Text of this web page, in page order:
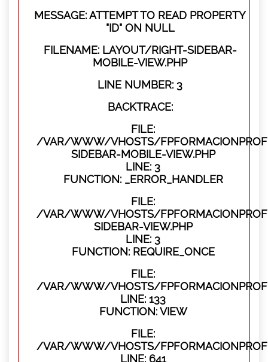
MESSAGE: ATTEMPT TO READ PROPERTY
"ID" ON NULL
FILENAME: LAYOUT/RIGHT-SIDEBAR-
MOBILE-VIEW.PHP
LINE NUMBER: 3
BACKTRACE:
FILE:
/VAR/WWW/VHOSTS/
SIDEBAR-MOBILE-VIEW.PHP
LINE: 3
FUNCTION: _ERROR_HANDLER
FILE:
/VAR/WWW/VHOSTS/
SIDEBAR-VIEW.PHP
LINE: 3
FUNCTION: REQUIRE_ONCE
FILE:
/VAR/WWW/VHOSTS/
LINE: 133
FUNCTION: VIEW
FILE:
/VAR/WWW/VHOSTS/
LINE: 641